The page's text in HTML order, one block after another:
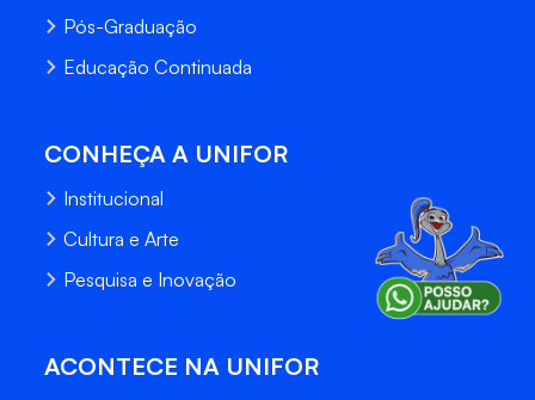
Pós-Graduação
Educação Continuada
CONHEÇA A UNIFOR
Institucional
Cultura e Arte
Pesquisa e Inovação
ACONTECE NA UNIFOR